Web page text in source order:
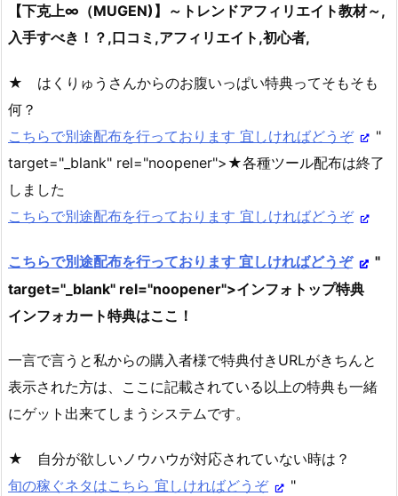
【下克上∞（MUGEN)】～トレンドアフィリエイト教材～,
入手すべき！？,口コミ,アフィリエイト,初心者,
★ はくりゅうさんからのお腹いっぱい特典ってそもそも
何？
こちらで別途配布を行っております 宜しければどうぞ
"
target="_blank" rel="noopener">★各種ツール配布は終了
しました
こちらで別途配布を行っております 宜しければどうぞ
こちらで別途配布を行っております 宜しければどうぞ
"
target="_blank" rel="noopener">インフォトップ特典
インフォカート特典はここ！
一言で言うと私からの購入者様で特典付きURLがきちんと
表示された方は、ここに記載されている以上の特典も一緒
にゲット出来てしまうシステムです。
★ 自分が欲しいノウハウが対応されていない時は？
旬の稼ぐネタはこちら 宜しければどうぞ
"